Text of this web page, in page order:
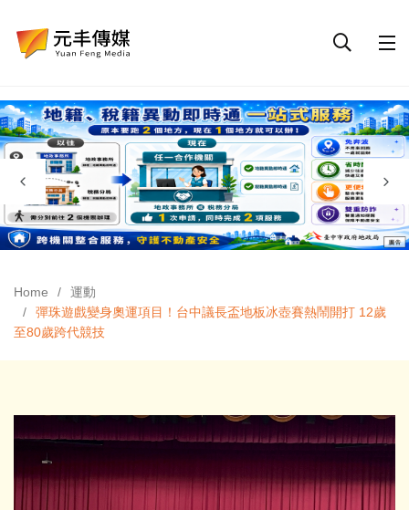
Home
運動
彈珠遊戲變身奧運項目！台中議長盃地板冰壺賽熱鬧開打 12歲
至80歲跨代競技